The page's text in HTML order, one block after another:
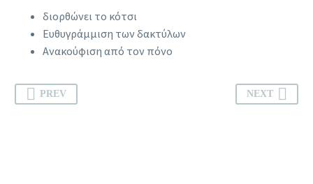
διορθώνει το κότσι
Ευθυγράμμιση των δακτύλων
Ανακούφιση από τον πόνο
PREV NEXT